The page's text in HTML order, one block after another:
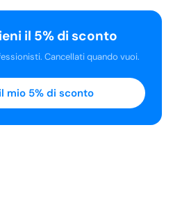
il 5% di sconto
Cancellati quando vuoi.
mio 5% di sconto